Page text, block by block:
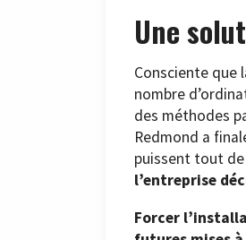
Une
Consciente que
nombre
des méthodes
Redmond a
puissent tout
l’entreprise
Forcer